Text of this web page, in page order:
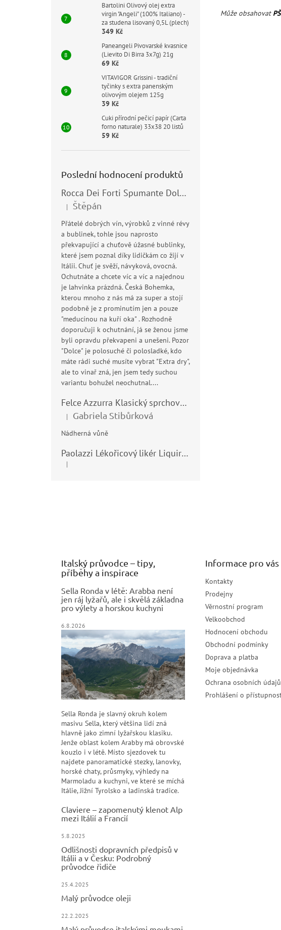
Bartolini Olivový olej extra
virgin "Angeli" (100% Italiano) -
za studena lisovaný 0,5L (plech)
349 Kč
Paneangeli Pivovarské kvasnice
(Lievito Di Birra 3x7g) 21g
69 Kč
VITAVIGOR Grissini - tradiční
tyčinky s extra panenským
olivovým olejem 125g
39 Kč
Cuki přírodní pečicí papír (Carta
forno naturale) 33x38 20 listů
59 Kč
Poslední hodnocení produktů
Rocca Dei Forti Spumante Dolce 11,5% 0,75l
Hodnocení produktu je 5 z 5 hvězdiček.
| Štěpán
Přátelé dobrých vín, výrobků z vinné révy
a bublinek, tohle jsou naprosto
překvapující a chuťově úžasné bublinky,
které jsem poznal díky lidičkám co žijí v
Itálii. Chuť je svěží, návyková, ovocná.
Ochutnáte a chcete víc a víc a najednou
je lahvinka prázdná. Česká Bohemka,
kterou mnoho z nás má za super a stojí
podobně je z prominutím jen a pouze
"meducínou na kuří oka" . Rozhodně
doporučuji k ochutnání, já se ženou jsme
byli opravdu překvapeni a unešeni. Pozor
"Dolce" je polosuché či polosladké, kdo
máte rádi suché musíte vybrat "Extra dry",
ale to vinař zná, jen jsem tedy suchou
variantu bohužel neochutnal....
Felce Azzurra Klasický sprchový gel - doccia gel 400ml
Hodnocení produktu je 5 z 5 hvězdiček.
| Gabriela Stibůrková
Nádherná vůně
Paolazzi Lékořicový likér Liquirizia 24% 0,7L
Hodnocení produktu je 5 z 5 hvězdiček.
|
Může obsahovat
Italský průvodce – tipy,
příběhy a inspirace
Sella Ronda v létě: Arabba není
jen ráj lyžařů, ale i skvělá základna
pro výlety a horskou kuchyni
6.8.2026
Sella Ronda je slavný okruh kolem
masivu Sella, který většina lidí zná
hlavně jako zimní lyžařskou klasiku.
Jenže oblast kolem Arabby má obrovské
kouzlo i v létě. Místo sjezdovek tu
najdete panoramatické stezky, lanovky,
horské chaty, průsmyky, výhledy na
Marmoladu a kuchyni, ve které se míchá
Itálie, Jižní Tyrolsko a ladinská tradice.
Claviere – zapomenutý klenot Alp
mezi Itálií a Francií
5.8.2025
Odlišnosti dopravních předpisů v
Itálii a v Česku: Podrobný
průvodce řidiče
25.4.2025
Malý průvodce oleji
22.2.2025
Informace pro vás
Kontakty
Prodejny
Věrnostní program
Velkoobchod
Hodnocení obchodu
Obchodní podmínky
Doprava a platba
Moje objednávka
Ochrana osobních údajů
Prohlášení o